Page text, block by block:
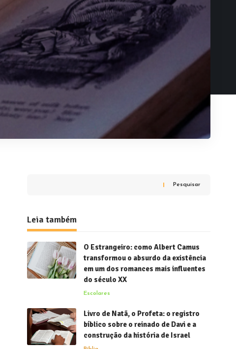
Pesquisar
Leia também
O Estrangeiro: como Albert Camus
transformou o absurdo da existência
em um dos romances mais influentes
do século XX
Escolares
Livro de Natã, o Profeta: o registro
bíblico sobre o reinado de Davi e a
construção da história de Israel